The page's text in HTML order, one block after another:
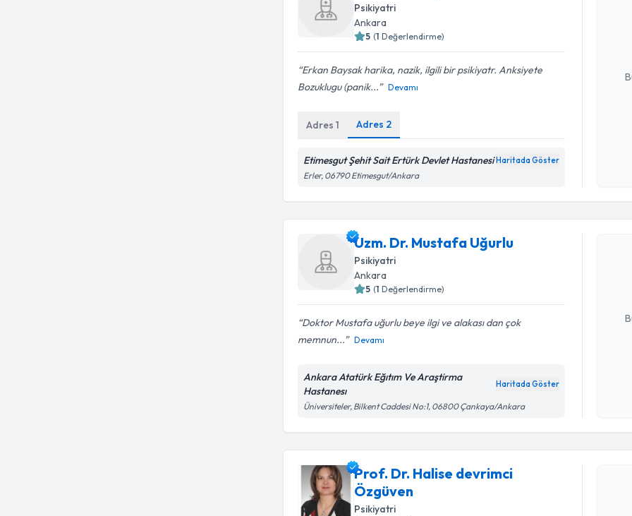
Psikiyatri
Ankara
5 (1 Değerlendirme)
Erkan Baysak harika, nazik, ilgili bir psikiyatr. Anksiyete
Bozuklugu (panik...
Devamı
Adres1 Adres 2
Etimesgut Şehit Sait Ertürk Devlet HastanesiHaritada Göster
Erler, 06790 Etimesgut/Ankara
Uzm. Dr. Mustafa Uğurlu
Psikiyatri
Ankara
5 (1 Değerlendirme)
Doktor Mustafa uğurlu beye ilgi ve alakası dan çok
memnun...
Devamı
Ankara Atatürk Eğıtım Ve Araştirma
Hastanesı
Haritada Göster
Üniversiteler, Bilkent Caddesi No:1, 06800 Çankaya/Ankara
Prof. Dr. Halise devrimci
Özgüven
Psikiyatri
Randevu